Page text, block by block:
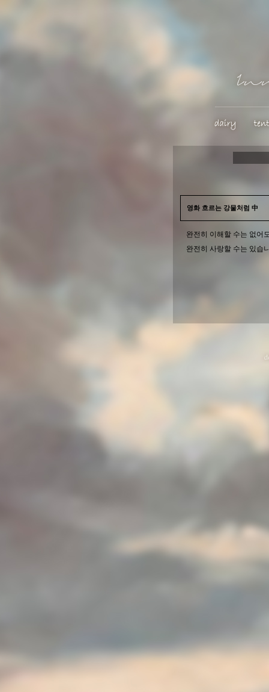
영화 흐르는 강물처럼 中
완전히 이해할 수는 없어
완전히 사랑할 수는 있습